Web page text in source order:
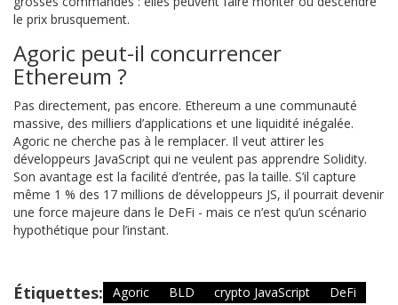
le prix brusquement.
Agoric peut-il concurrencer
Ethereum ?
Pas directement, pas encore. Ethereum a une communauté
massive, des milliers d’applications et une liquidité inégalée.
Agoric ne cherche pas à le remplacer. Il veut attirer les
développeurs JavaScript qui ne veulent pas apprendre Solidity.
Son avantage est la facilité d’entrée, pas la taille. S’il capture
même 1 % des 17 millions de développeurs JS, il pourrait devenir
une force majeure dans le DeFi - mais ce n’est qu’un scénario
hypothétique pour l’instant.
Étiquettes: Agoric BLD crypto JavaScript
DeFi